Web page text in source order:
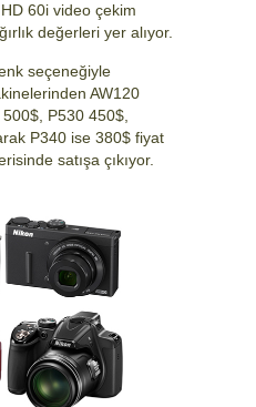
60i video çekim
değerleri yer alıyor.
seçeneğiyle
AW120
P530 450$,
P340 ise 380$ fiyat
satışa çıkıyor.